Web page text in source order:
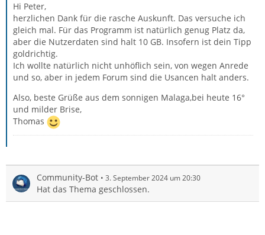
Hi Peter,
herzlichen Dank für die rasche Auskunft. Das versuche ich
gleich mal. Für das Programm ist natürlich genug Platz da,
aber die Nutzerdaten sind halt 10 GB. Insofern ist dein Tipp
goldrichtig.
Ich wollte natürlich nicht unhöflich sein, von wegen Anrede
und so, aber in jedem Forum sind die Usancen halt anders.
Also, beste Grüße aus dem sonnigen Malaga,bei heute 16°
und milder Brise,
Thomas
Community-Bot 3. September 2024 um 20:30
Hat das Thema geschlossen.